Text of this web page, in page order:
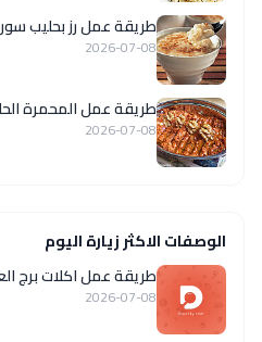
طريقة عمل رز بحليب سوري بـ 5
2026-07-08
طريقة عمل المحمرة
2026-07-08
الوصفات الاكثر زيارة اليوم
طريقة عمل اكلات برج
2026-07-08